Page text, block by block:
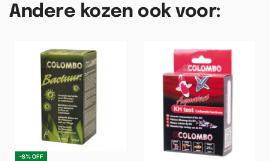
Andere kozen ook voor:
-8% OFF